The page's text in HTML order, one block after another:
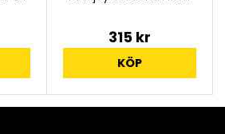
315 kr
KÖP